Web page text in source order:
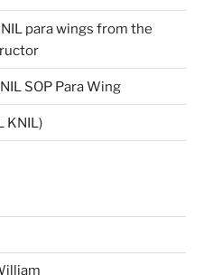
para wings from the
SOP Para Wing
KNIL)